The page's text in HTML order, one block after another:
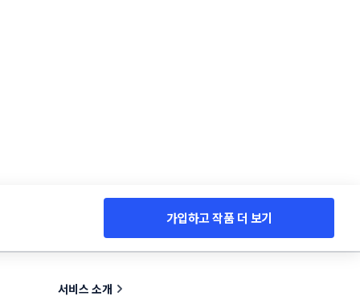
가입하고 작품 더 보기
서비스 소개